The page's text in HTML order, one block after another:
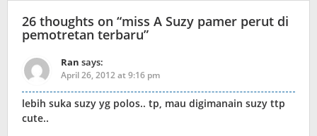
26 thoughts on “miss A Suzy pamer perut di
pemotretan terbaru”
Ran says:
April 26, 2012 at 9:16 pm
lebih suka suzy yg polos.. tp, mau digimanain suzy ttp
cute..